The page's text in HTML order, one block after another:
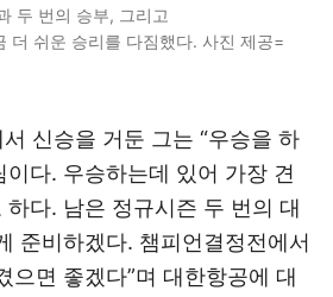
두 번의 승부, 그리고
더 쉬운 승리를 다짐했다. 사진 제공=
서 신승을 거둔 그는 “우승을 하
다. 우승하는데 있어 가장 견
다. 남은 정규시즌 두 번의 대
준비하겠다. 챔피언결정전에서
으면 좋겠다”며 대한항공에 대